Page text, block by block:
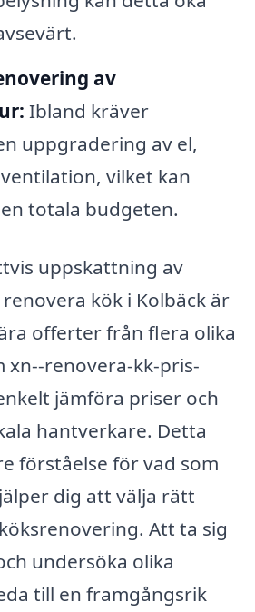
av
Ibland kräver
uppgradering av el,
vilket kan
totala budgeten.
uppskattning av
kök i Kolbäck är
offerter från flera olika
xn--renovera-kk-pris-
jämföra priser och
hantverkare. Detta
förståelse för vad som
dig att välja rätt
Att ta sig
undersöka olika
till en framgångsrik